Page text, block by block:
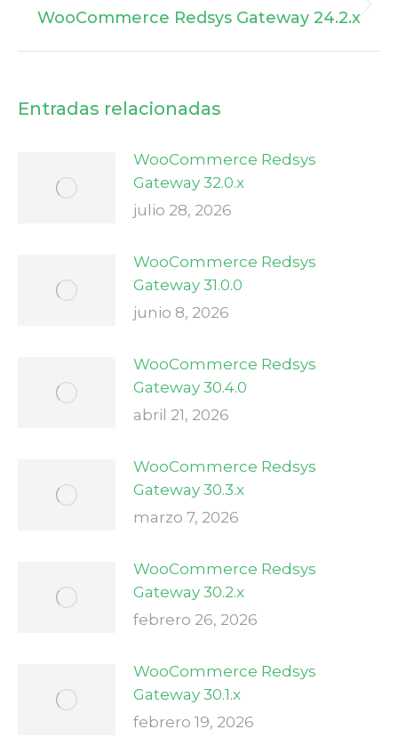
Next
WooCommerce Redsys Gateway 24.2.x
Entradas relacionadas
WooCommerce Redsys
Gateway 32.0.x
julio 28, 2026
WooCommerce Redsys
Gateway 31.0.0
junio 8, 2026
WooCommerce Redsys
Gateway 30.4.0
abril 21, 2026
WooCommerce Redsys
Gateway 30.3.x
marzo 7, 2026
WooCommerce Redsys
Gateway 30.2.x
febrero 26, 2026
WooCommerce Redsys
Gateway 30.1.x
febrero 19, 2026